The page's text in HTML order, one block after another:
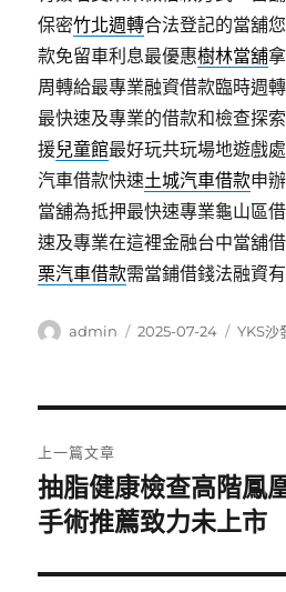
保密竹北週轉合法登記的當舖
款免留車利息最優惠樹林當舖
周轉給最專業融資借款臨時週
最快速及專業的借款和檢查探
援兒童館最好玩共玩場地遊戲
汽車借款快速土城汽車借款申
當舖為抵押最快速專業龜山區
速及專業在這裡金融台中當舖
栗汽車借款需當鋪借錢法融資
作
admin
發
2025-07-24
分
YKS沙
章
導
覽
上一篇文章
上
一
文
抽脂健康檢查高階鳳
手術推薦致力未上市